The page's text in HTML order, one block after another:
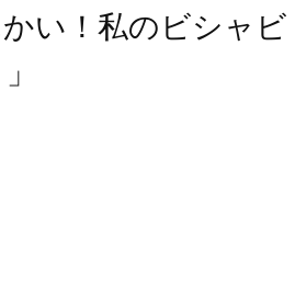
い！私のビシャビ